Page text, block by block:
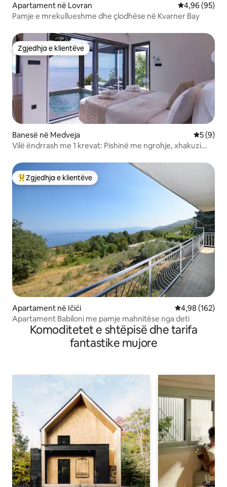
Apartament në Lovran Vlerësimi
4,96 (95)
Pamje e mrekullueshme dhe çlodhëse në Kvarner Bay
Zgjedhja e klientëve
Zgjedhja e klientëve
Banesë në Medveja
5 (9)
Vilë ëndrrash me 1 krevat: Pishinë me ngrohje, xhakuzi
Më të mirat e zgjedhjeve të klientëve
Zgjedhja e klientëve
Apartament në Ičići Vlerësimi
4,98 (162)
Apartament Babiloni me pamje mahnitëse nga deti
Komoditetet e shtëpisë dhe tarifa
fantastike mujore